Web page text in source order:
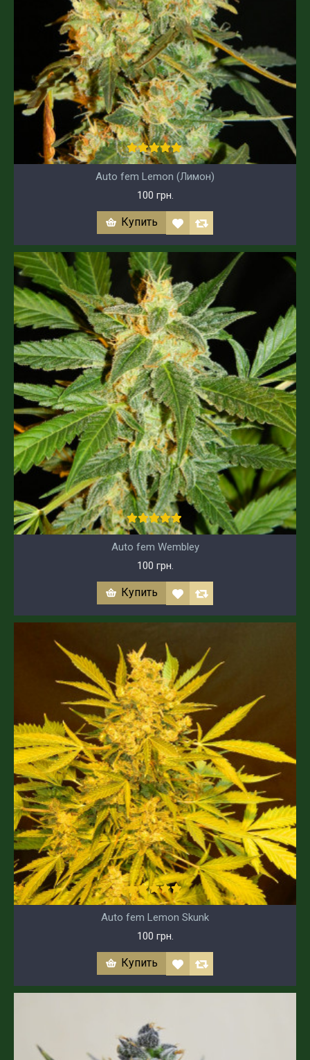
Auto fem Lemon (Лимон)
100 грн.
Купить
Auto fem Wembley
100 грн.
Купить
Auto fem Lemon Skunk
100 грн.
Купить